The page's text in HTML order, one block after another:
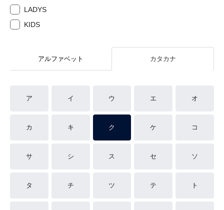
LADYS
KIDS
アルファベット カタカナ
ア イ ウ エ オ
カ キ ク ケ コ
サ シ ス セ ソ
タ チ ツ テ ト